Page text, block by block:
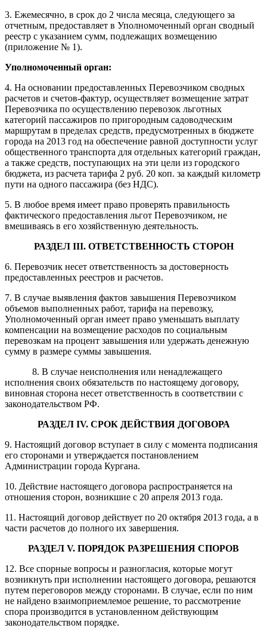
3. Ежемесячно, в срок до 2 числа месяца, следующего за
отчетным, предоставляет в Уполномоченный орган сводный
реестр с указанием сумм, подлежащих возмещению
(приложение № 1).
Уполномоченный орган:
4. На основании предоставленных Перевозчиком сводных
расчетов и счетов-фактур, осуществляет возмещение затрат
Перевозчика по осуществлению перевозок льготных
категорий пассажиров по пригородным садоводческим
маршрутам в пределах средств, предусмотренных в бюджете
города на 2013 год на обеспечение равной доступности услуг
общественного транспорта для отдельных категорий граждан,
а также средств, поступающих на эти цели из городского
бюджета, из расчета тарифа 2 руб. 20 коп. за каждый километр
пути на одного пассажира (без НДС).
5. В любое время имеет право проверять правильность
фактического предоставления льгот Перевозчиком, не
вмешиваясь в его хозяйственную деятельность.
РАЗДЕЛ III.ОТВЕТСТВЕННОСТЬ СТОРОН
6. Перевозчик несет ответственность за достоверность
предоставленных реестров и расчетов.
7. В случае выявления фактов завышения Перевозчиком
объемов выполненных работ, тарифа на перевозку,
Уполномоченный орган имеет право уменьшать выплату
компенсации на возмещение расходов по социальным
перевозкам на процент завышения или удержать денежную
сумму в размере суммы завышения.
8. В случае неисполнения или ненадлежащего
исполнения своих обязательств по настоящему договору,
виновная сторона несет ответственность в соответствии с
законодательством РФ.
РАЗДЕЛ IV. СРОК ДЕЙСТВИЯ ДОГОВОРА
9. Настоящий договор вступает в силу с момента подписания
его сторонами и утверждается постановлением
Администрации города Кургана.
10. Действие настоящего договора распространяется на
отношения сторон, возникшие с 20 апреля 2013 года.
11. Настоящий договор действует по 20 октября 2013 года, а в
части расчетов до полного их завершения.
РАЗДЕЛ V. ПОРЯДОК РАЗРЕШЕНИЯ СПОРОВ
12. Все спорные вопросы и разногласия, которые могут
возникнуть при исполнении настоящего договора, решаются
путем переговоров между сторонами. В случае, если по ним
не найдено взаимоприемлемое решение, то рассмотрение
спора производится в установленном действующим
законодательством порядке.